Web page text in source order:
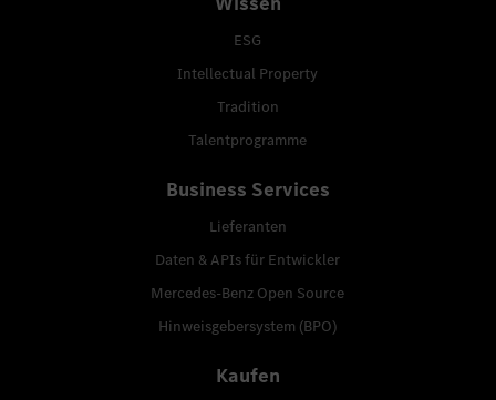
ESG
Intellectual Property
Tradition
Talentprogramme
Business Services
Lieferanten
Daten & APIs für Entwickler
Mercedes-Benz Open Source
Hinweisgebersystem (BPO)
Kaufen